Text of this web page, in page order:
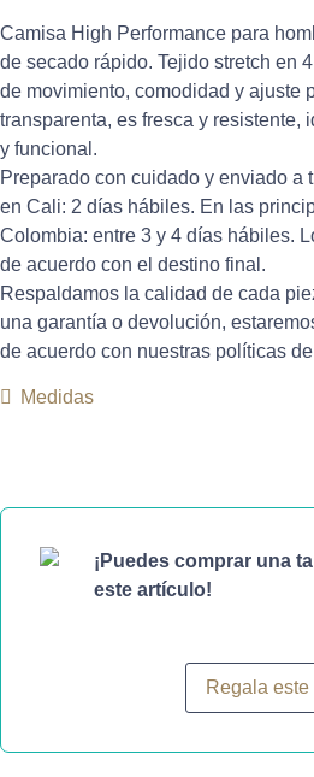
Camisa High Performance para
de secado rápido. Tejido stretch en
de movimiento, comodidad y ajuste
transparenta, es fresca y resistente,
y funcional.
Preparado con cuidado y enviado a
en Cali: 2 días hábiles. En las
Colombia: entre 3 y 4 días hábiles.
de acuerdo con el destino final.
Respaldamos la calidad de cada
una garantía o devolución,
de acuerdo con nuestras políticas
Medidas
¡Puedes comprar una
este artículo!
Regala este